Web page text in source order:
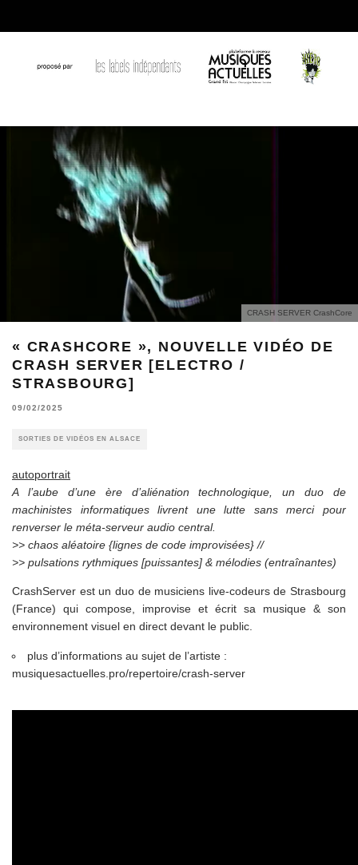
CRASH SERVER CrashCore
« CRASHCORE », NOUVELLE VIDÉO DE
CRASH SERVER [ELECTRO /
STRASBOURG]
09/02/2025
SORTIES DE VIDÉOS EN ALSACE
autoportrait
A l’aube d’une ère d’aliénation technologique, un duo de
machinistes informatiques livrent une lutte sans merci pour
renverser le méta-serveur audio central.
>> chaos aléatoire {lignes de code improvisées} //
>> pulsations rythmiques [puissantes] & mélodies (entraînantes)
CrashServer est un duo de musiciens live-codeurs de Strasbourg
(France) qui compose, improvise et écrit sa musique & son
environnement visuel en direct devant le public.
plus d’informations au sujet de l’artiste :
musiquesactuelles.pro/repertoire/crash-server